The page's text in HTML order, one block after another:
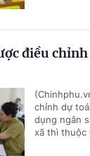
điều
chỉnh dự
dụng ngân
xã thì thuộc